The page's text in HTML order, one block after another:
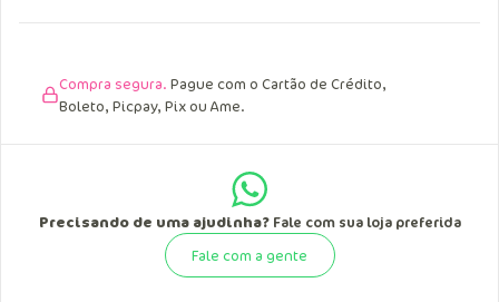
Compra segura. Pague com o Cartão de Crédito,
Boleto, Picpay, Pix ou Ame.
Precisando de uma ajudinha?Fale com sua loja preferida
Fale com a gente